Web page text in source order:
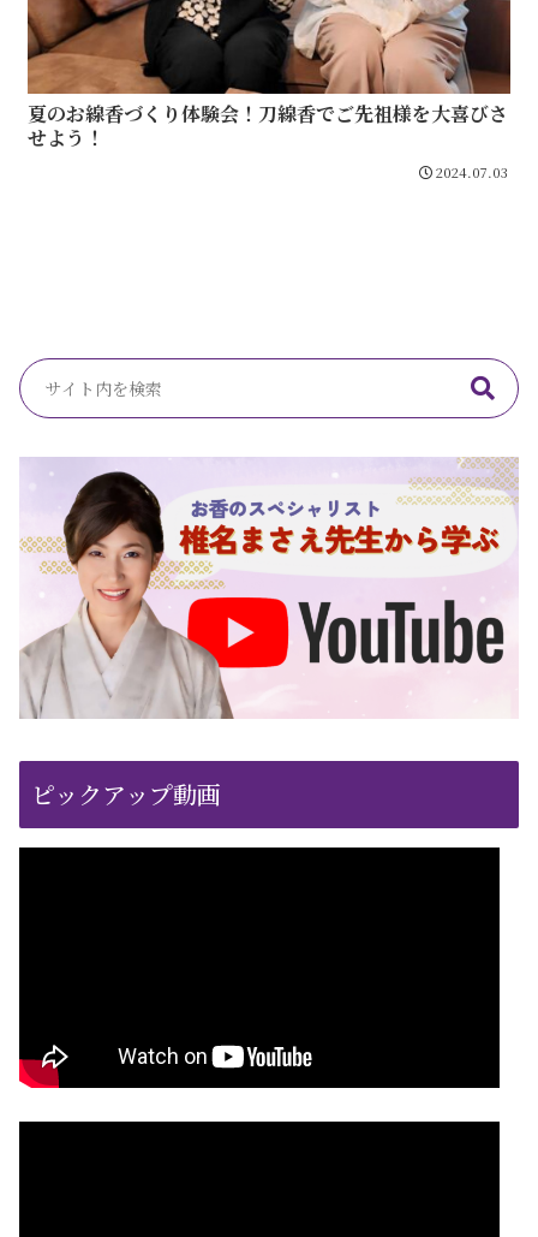
夏のお線香づくり体験会！刀線香でご先祖様を大喜びさ
せよう！
2024.07.03
ピックアップ動画